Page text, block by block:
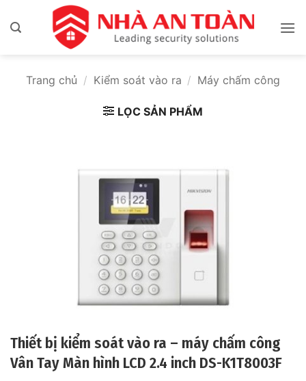
qua
Trang chủ / Kiểm soát vào ra / Máy chấm công
LỌC SẢN PHẨM
Thiết bị kiểm soát vào ra – máy chấm công
Vân Tay Màn hình LCD 2.4 inch DS-K1T8003F